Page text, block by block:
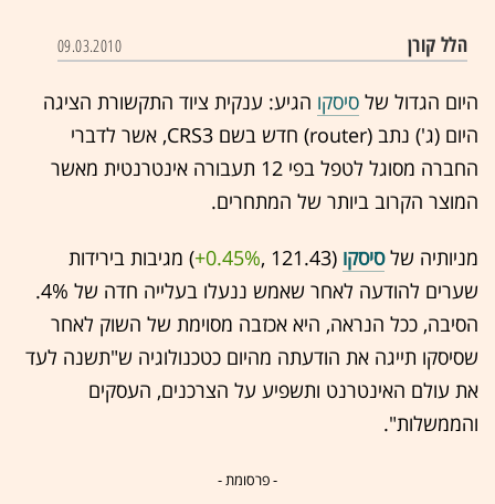
הלל קורן 09.03.2010
היום הגדול של סיסקו הגיע: ענקית ציוד התקשורת הציגה
היום (ג') נתב (router) חדש בשם CRS3, אשר לדברי
החברה מסוגל לטפל בפי 12 תעבורה אינטרנטית מאשר
המוצר הקרוב ביותר של המתחרים.
מניותיה שלסיסקו (121.43 ,‎
+0.45%‏) מגיבות בירידות
שערים להודעה לאחר שאמש ננעלו בעלייה חדה של 4%.
הסיבה, ככל הנראה, היא אכזבה מסוימת של השוק לאחר
שסיסקו תייגה את הודעתה מהיום כטכנולוגיה ש"תשנה לעד
את עולם האינטרנט ותשפיע על הצרכנים, העסקים
והממשלות".
- פרסומת -